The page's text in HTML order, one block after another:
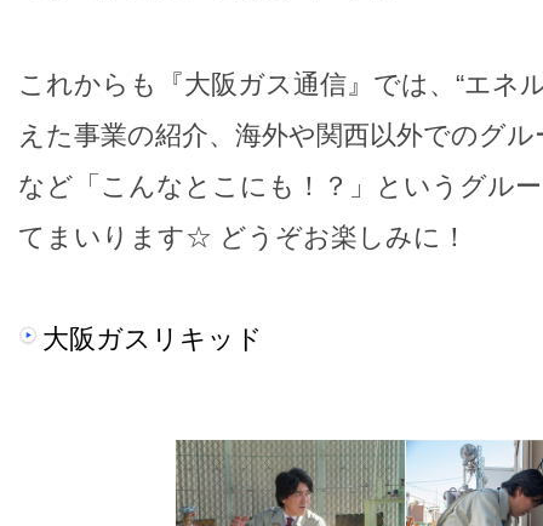
これからも『大阪ガス通信』では、“エネ
えた事業の紹介、海外や関西以外でのグ
など「こんなとこにも！？」というグル
てまいります☆ どうぞお楽しみに！
大阪ガスリキッド